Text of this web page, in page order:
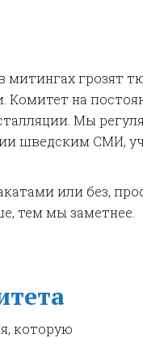
митингах грозят
на
Мы
шведским СМИ,
или без,
тем мы заметнее.
которую